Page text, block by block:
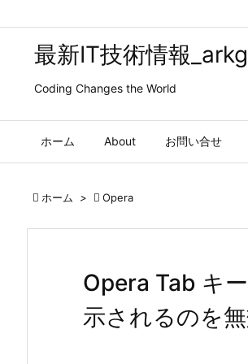
最新IT技術情報
Coding Changes the World
ホーム About お問い合せ
 ホーム >  Opera
Opera Tab キ
示されるのを